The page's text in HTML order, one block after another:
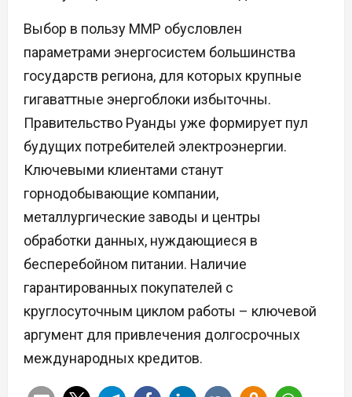
Выбор в пользу ММР обусловлен
параметрами энергосистем большинства
государств региона, для которых крупные
гигаваттные энергоблоки избыточны.
Правительство Руанды уже формирует пул
будущих потребителей электроэнергии.
Ключевыми клиентами станут
горнодобывающие компании,
металлургические заводы и центры
обработки данных, нуждающиеся в
бесперебойном питании. Наличие
гарантированных покупателей с
круглосуточным циклом работы – ключевой
аргумент для привлечения долгосрочных
международных кредитов.